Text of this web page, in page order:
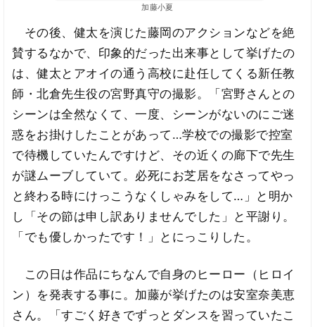
加藤小夏
その後、健太を演じた藤岡のアクションなどを絶
賛するなかで、印象的だった出来事として挙げたの
は、健太とアオイの通う高校に赴任してくる新任教
師・北倉先生役の宮野真守の撮影。「宮野さんとの
シーンは全然なくて、一度、シーンがないのにご迷
惑をお掛けしたことがあって…学校での撮影で控室
で待機していたんですけど、その近くの廊下で先生
が謎ムーブしていて。必死にお芝居をなさってやっ
と終わる時にけっこうなくしゃみをして…」と明か
し「その節は申し訳ありませんでした」と平謝り。
「でも優しかったです！」とにっこりした。
この日は作品にちなんで自身のヒーロー（ヒロイ
ン）を発表する事に。加藤が挙げたのは安室奈美恵
さん。「すごく好きでずっとダンスを習っていたこ